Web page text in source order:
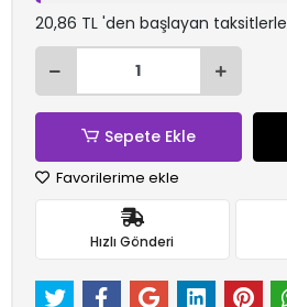
20,86 TL 'den başlayan taksitlerle
Sepete Ekle
Favorilerime ekle
Hızlı Gönderi